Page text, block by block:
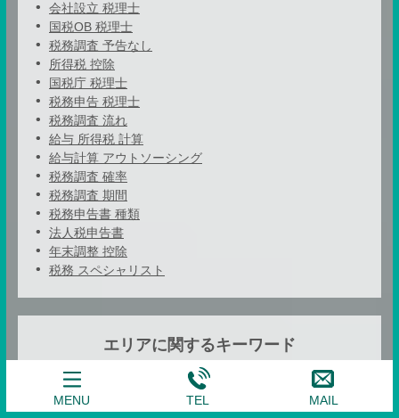
会社設立 税理士
国税OB 税理士
税務調査 予告なし
所得税 控除
国税庁 税理士
税務申告 税理士
税務調査 流れ
給与 所得税 計算
給与計算 アウトソーシング
税務調査 確率
税務調査 期間
税務申告書 種類
法人税申告書
年末調整 控除
税務 スペシャリスト
エリアに関するキーワード
経理代行 相談 世田谷区
記帳代行 相談 大田区
MENU TEL MAIL